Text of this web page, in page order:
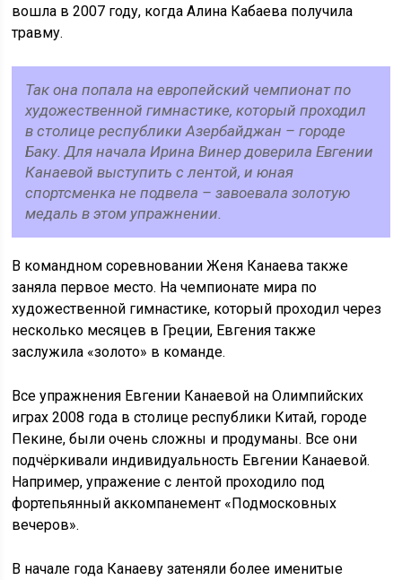
вошла в 2007 году, когда Алина Кабаева получила
травму.
Так она попала на европейский чемпионат по
художественной гимнастике, который проходил
в столице республики Азербайджан – городе
Баку. Для начала Ирина Винер доверила Евгении
Канаевой выступить с лентой, и юная
спортсменка не подвела – завоевала золотую
медаль в этом упражнении.
В командном соревновании Женя Канаева также
заняла первое место. На чемпионате мира по
художественной гимнастике, который проходил через
несколько месяцев в Греции, Евгения также
заслужила «золото» в команде.
Все упражнения Евгении Канаевой на Олимпийских
играх 2008 года в столице республики Китай, городе
Пекине, были очень сложны и продуманы. Все они
подчёркивали индивидуальность Евгении Канаевой.
Например, упражение с лентой проходило под
фортепьянный аккомпанемент «Подмосковных
вечеров».
В начале года Канаеву затеняли более именитые